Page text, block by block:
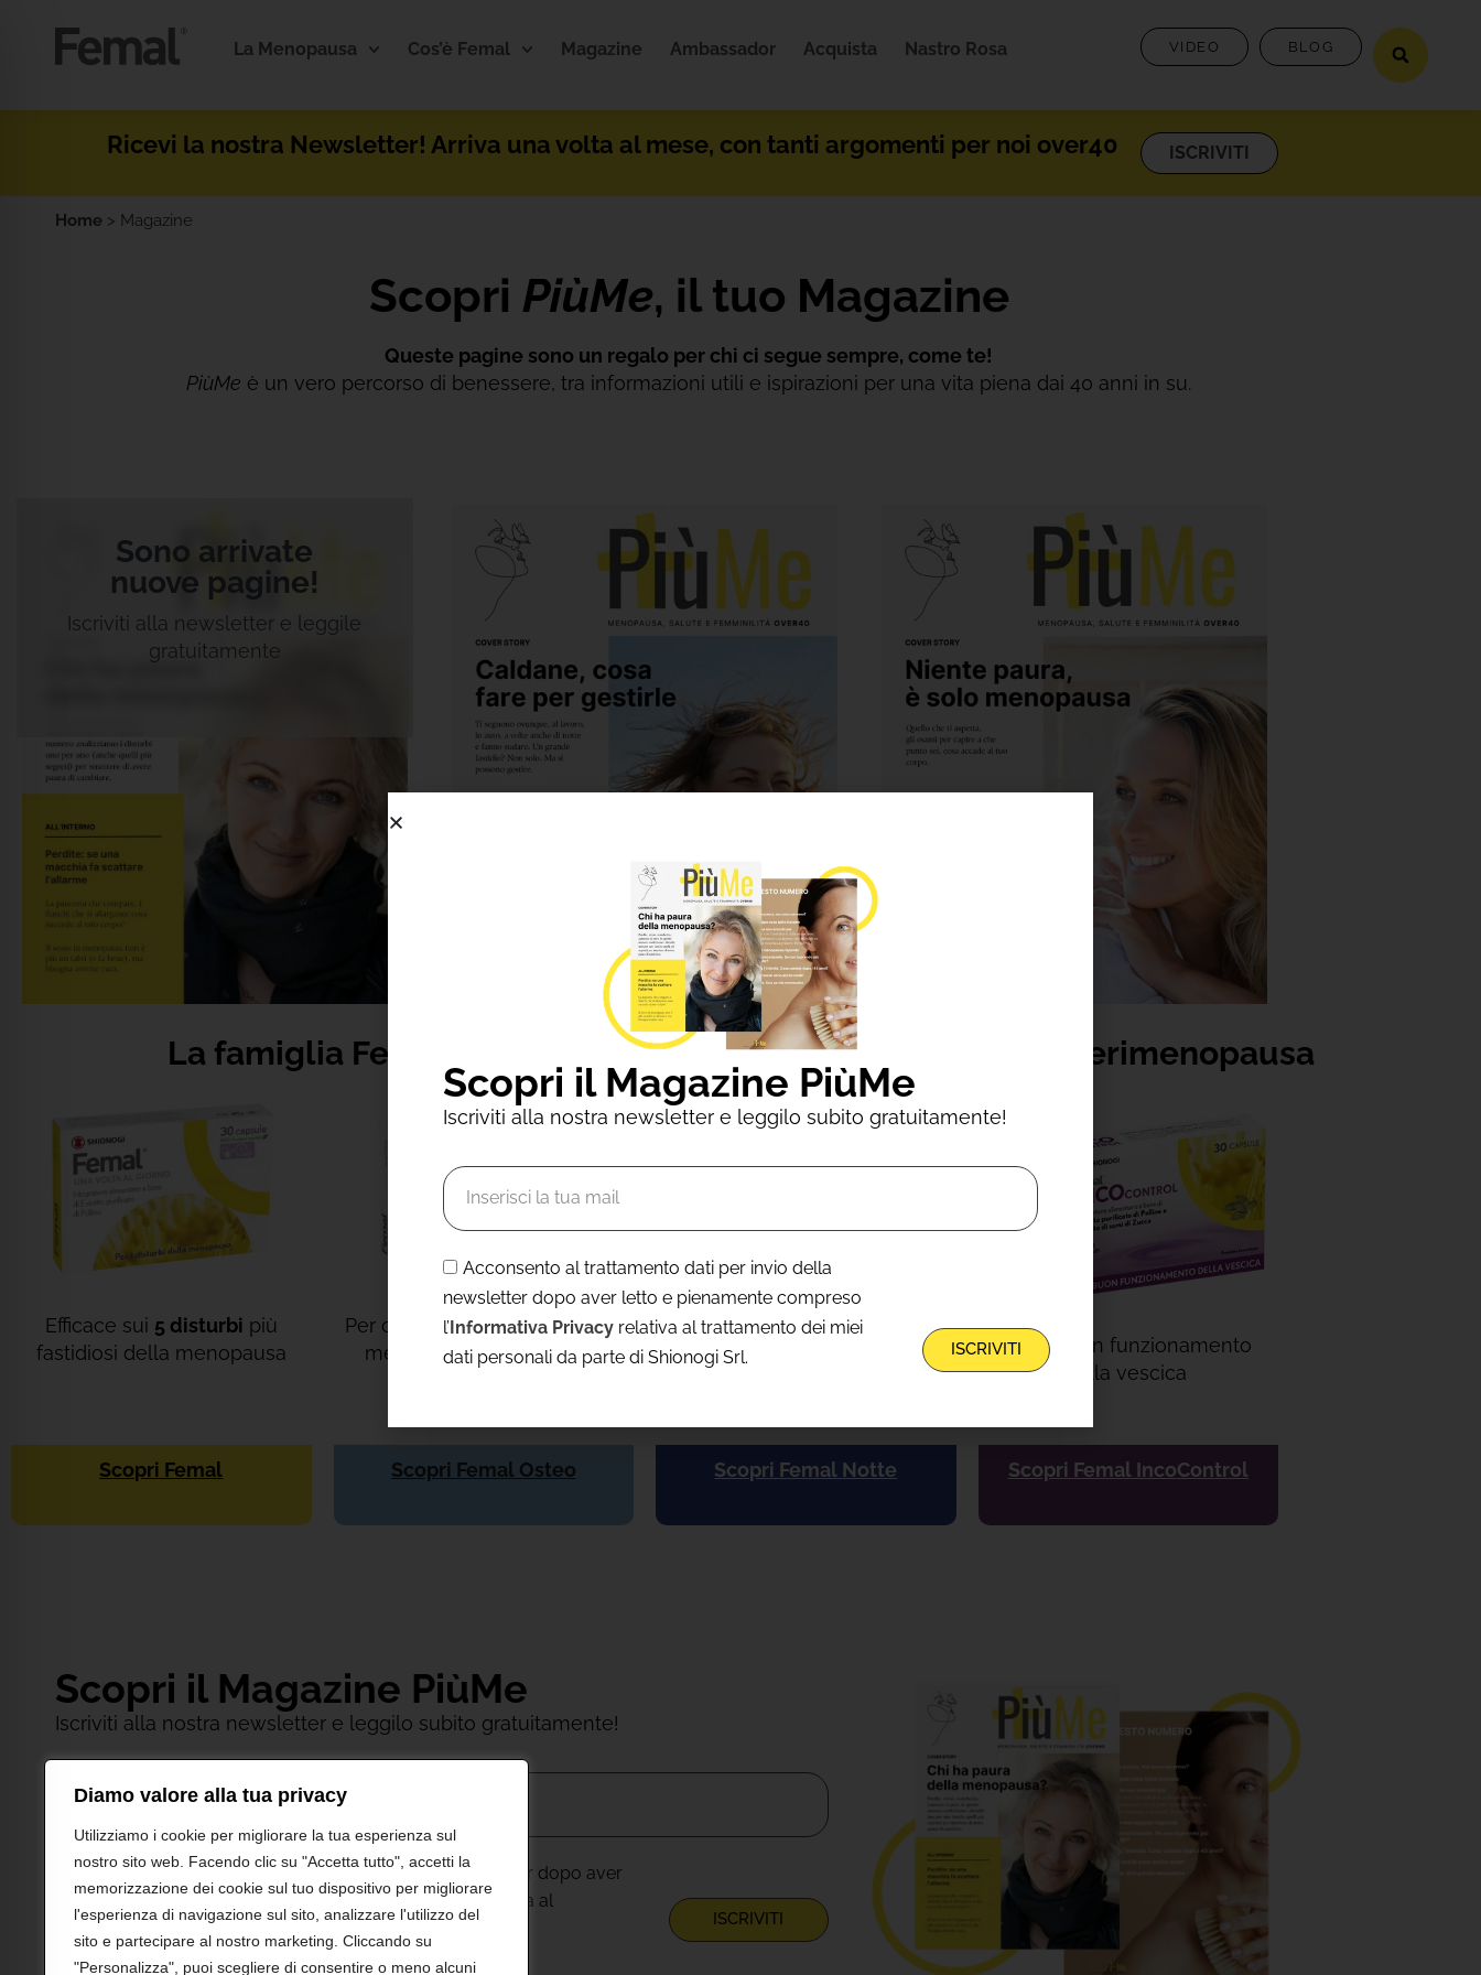
Diamo valore alla tua privacy
Utilizziamo i cookie per migliorare la tua esperienza sul
nostro sito web. Facendo clic su "Accetta tutto", accetti la
memorizzazione dei cookie sul tuo dispositivo per migliorare
l'esperienza di navigazione sul sito, analizzare l'utilizzo del
sito e partecipare al nostro marketing. Cliccando su
"Personalizza", puoi scegliere di consentire o meno alcuni
La Menopausa Cos’è Femal Magazine Ambassador Acquista Nastro Rosa VIDEO BLOG
Ricevi la nostra Newsletter! Arriva una volta al mese, con tanti argomenti per noi over40 ISCRIVITI
Home > Magazine
Scopri PiùMe, il tuo Magazine
Queste pagine sono un regalo per chi ci segue sempre, come te!
PiùMe è un vero percorso di benessere, tra informazioni utili e ispirazioni per una vita piena dai 40 anni in su.
Sono arrivate
nuove pagine!
Iscriviti alla newsletter e leggile
gratuitamente
La famiglia Femal, per il benessere delle donne sin dalla perimenopausa
Efficace sui 5 disturbi più
fastidiosi della menopausa
Scopri Femal
Per contrastare i disturbi della
menopausa e mantenere
Scopri Femal Osteo
Per migliorare la qualità del
sonnoe mantenere una vita
Scopri Femal Notte
Per il buon funzionamento
della vescica
Scopri Femal IncoControl
Scopri il Magazine PiùMe
Iscriviti alla nostra newsletter e leggilo subito gratuitamente!
Acconsento al trattamento dati per invio della newsletter dopo aver
letto e pienamente compreso l’Informativa Privacyrelativa al
trattamento dei miei dati personali da parte di Shionogi Srl.
ISCRIVITI
Scopri il Magazine PiùMe
Iscriviti alla nostra newsletter e leggilo subito gratuitamente!
Acconsento al trattamento dati per invio della
newsletter dopo aver letto e pienamente compreso
l’Informativa Privacy relativa al trattamento dei miei
dati personali da parte di Shionogi Srl.
ISCRIVITI